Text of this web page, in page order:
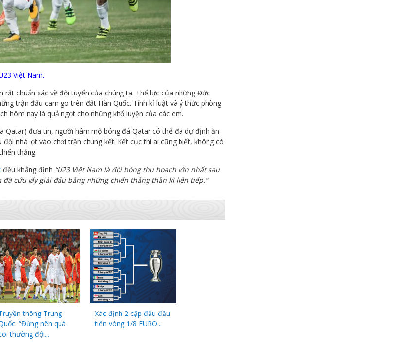
Việt Nam.
chuẩn xác về đội tuyển của chúng ta. Thể lực của những Đức
trận đấu cam go trên đất Hàn Quốc. Tính kỉ luật và ý thức phòng
hôm nay là quả ngọt cho những khổ luyện của các em.
Qatar) đưa tin, người hâm mộ bóng đá Qatar có thể đã dự định ăn
nhà lọt vào chơi trận chung kết. Kết cục thì ai cũng biết, không có
thắng.
đều khẳng định “U23 Việt Nam là đội bóng thu hoạch lớn nhất sau
đã cứu lấy giải đấu bằng những chiến thắng thần kì liên tiếp.”
thông Trung
“Đừng nên quá
thường đội...
Xác định 2 cặp đấu đầu
tiên vòng 1/8 EURO...